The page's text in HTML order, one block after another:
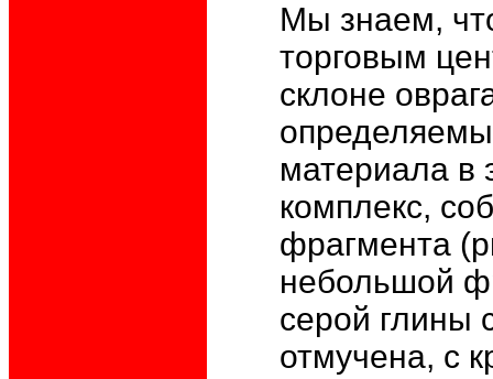
Мы знаем,
торговым
склоне
материала в
комплекс,
фрагмента
небольшой
серой глины
отмучена, с